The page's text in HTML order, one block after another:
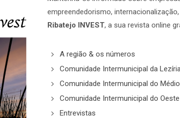
empreendedorismo,
Ribatejo INVEST, a sua revista online
A região & os números
Comunidade Intermunicipal da
Comunidade Intermunicipal do
Comunidade Intermunicipal do Oeste
Entrevistas